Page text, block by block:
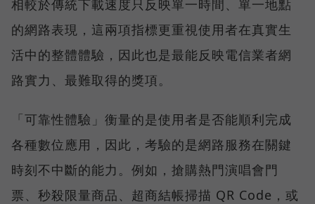
相較於傳統下載速度只反映單一時間、單一地點
的網路表現，這兩項指標更重視使用者在真實生
活中的整體體驗，因此也是最能反映電信業者網
路實力、最難取得的獎項。
「可靠性體驗」衡量的是使用者是否能順利完成
各種數位應用，因此，考驗的是網路服務在關鍵
時刻不中斷的能力。例如，搶購熱門演唱會門
票、秒殺限量商品、超商結帳掃描 QR Code，或